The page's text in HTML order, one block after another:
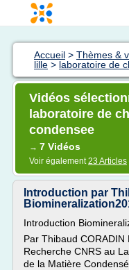
Accueil > Thèmes &
lille > laboratoire de
Vidéos
laboratoire de
condensee
→ 7 Vidéos
Voir également23 Articles
Introduction par
Introduction
Par Thibaud CORADIN
Recherche CNRS au
de la Matière